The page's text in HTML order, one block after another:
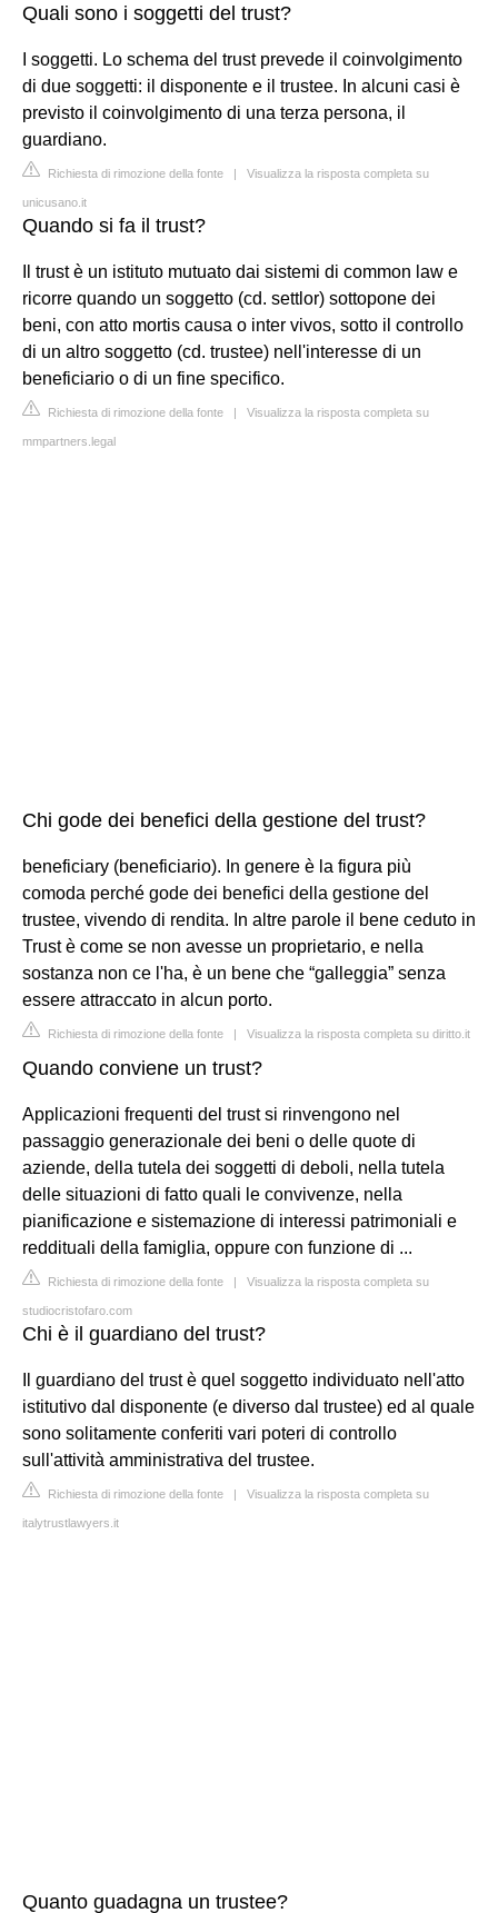
Quali sono i soggetti del trust?
I soggetti. Lo schema del trust prevede il coinvolgimento
di due soggetti: il disponente e il trustee. In alcuni casi è
previsto il coinvolgimento di una terza persona, il
guardiano.
Richiesta di rimozione della fonte | Visualizza la risposta completa su
unicusano.it
Quando si fa il trust?
Il trust è un istituto mutuato dai sistemi di common law e
ricorre quando un soggetto (cd. settlor) sottopone dei
beni, con atto mortis causa o inter vivos, sotto il controllo
di un altro soggetto (cd. trustee) nell'interesse di un
beneficiario o di un fine specifico.
Richiesta di rimozione della fonte | Visualizza la risposta completa su
mmpartners.legal
Chi gode dei benefici della gestione del trust?
beneficiary (beneficiario). In genere è la figura più
comoda perché gode dei benefici della gestione del
trustee, vivendo di rendita. In altre parole il bene ceduto in
Trust è come se non avesse un proprietario, e nella
sostanza non ce l'ha, è un bene che “galleggia” senza
essere attraccato in alcun porto.
Richiesta di rimozione della fonte | Visualizza la risposta completa su diritto.it
Quando conviene un trust?
Applicazioni frequenti del trust si rinvengono nel
passaggio generazionale dei beni o delle quote di
aziende, della tutela dei soggetti di deboli, nella tutela
delle situazioni di fatto quali le convivenze, nella
pianificazione e sistemazione di interessi patrimoniali e
reddituali della famiglia, oppure con funzione di ...
Richiesta di rimozione della fonte | Visualizza la risposta completa su
studiocristofaro.com
Chi è il guardiano del trust?
Il guardiano del trust è quel soggetto individuato nell'atto
istitutivo dal disponente (e diverso dal trustee) ed al quale
sono solitamente conferiti vari poteri di controllo
sull'attività amministrativa del trustee.
Richiesta di rimozione della fonte | Visualizza la risposta completa su
italytrustlawyers.it
Quanto guadagna un trustee?